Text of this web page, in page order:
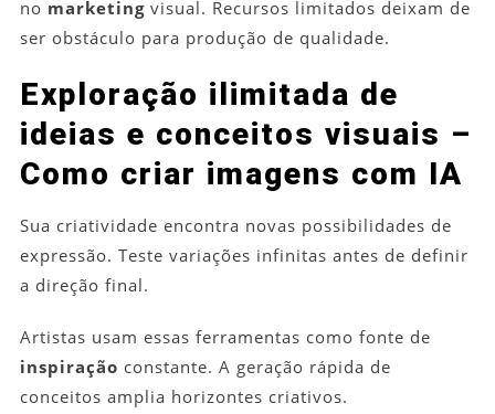
no marketingvisual. Recursos limitados deixam de
ser obstáculo para produção de qualidade.
Exploração ilimitada de
ideias e conceitos visuais –
Como criar imagens com IA
Sua criatividade encontra novas possibilidades de
expressão. Teste variações infinitas antes de definir
a direção final.
Artistas usam essas ferramentas como fonte de
inspiração constante. A geração rápida de
conceitos amplia horizontes criativos.